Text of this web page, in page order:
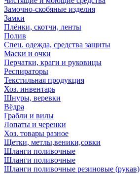
Замочно-скобяные изделия
Замки
Плёнки, скотчи, ленты
Полив
Спец. одежда, средства защиты
Маски и очки
Перчатки, краги и руковицы
Респираторы
Текстильная продукция
Хоз. инвентарь
Шнуры, веревки
Вёдра
Грабли и вилы
Лопаты и черенки
Хоз. товары разное
Щетки, метлы,веники,совки
Шланги поливочные
Шланги поливочные
Шланги поливочные резиновые (рукав)